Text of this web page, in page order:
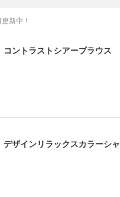
新中！
コントラストシアーブラウス
デザインリラックスカラーシ